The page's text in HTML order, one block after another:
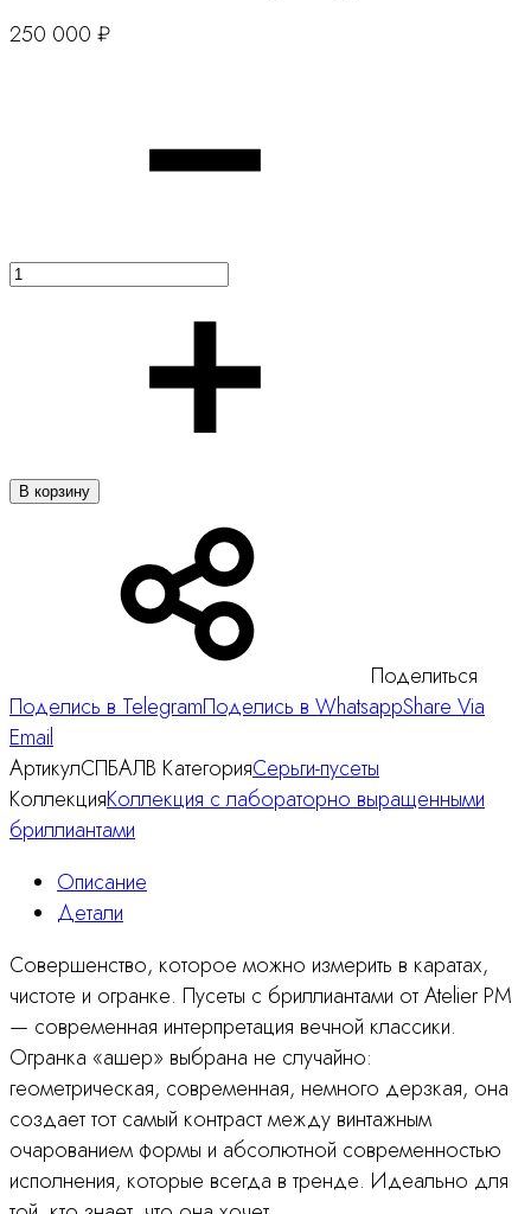
250 000 ₽
В корзину
Поделиться
Поделись в TelegramПоделись в WhatsappShare Via
Email
АртикулСПБАЛВ КатегорияСерьги-пусеты
КоллекцияКоллекция с лабораторно выращенными
бриллиантами
Описание
Детали
Совершенство, которое можно измерить в каратах,
чистоте и огранке. Пусеты с бриллиантами от Atelier PM
— современная интерпретация вечной классики.
Огранка «ашер» выбрана не случайно:
геометрическая, современная, немного дерзкая, она
создает тот самый контраст между винтажным
очарованием формы и абсолютной современностью
исполнения, которые всегда в тренде. Идеально для